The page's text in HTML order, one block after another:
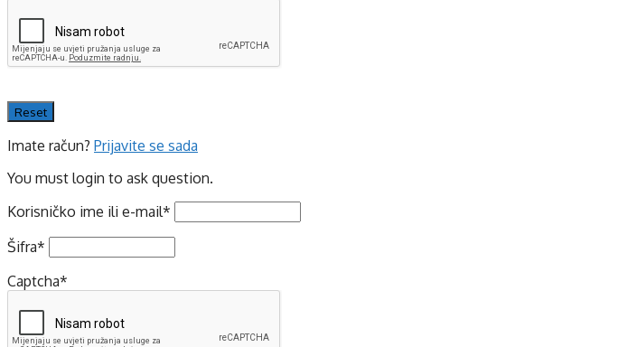
Imate račun? Prijavite se sada
You must login to ask question.
Korisničko ime ili e-mail*
Šifra*
Captcha*